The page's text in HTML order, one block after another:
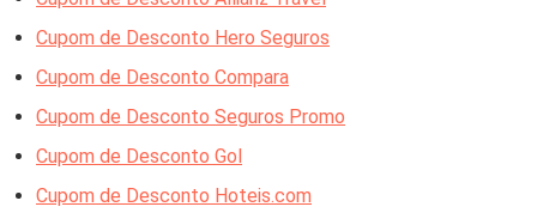
Cupom de Desconto Hero Seguros
Cupom de Desconto Compara
Cupom de Desconto Seguros Promo
Cupom de Desconto Gol
Cupom de Desconto Hoteis.com